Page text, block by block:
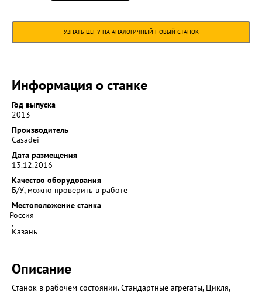
УЗНАТЬ ЦЕНУ НА АНАЛОГИЧНЫЙ НОВЫЙ СТАНОК
Информация о станке
Год выпуска
2013
Производитель
Casadei
Дата размещения
13.12.2016
Качество оборудования
Б/У, можно проверить в работе
Местоположение станка
Россия
,
Казань
Описание
Станок в рабочем состоянии. Стандартные агрегаты, Цикля,